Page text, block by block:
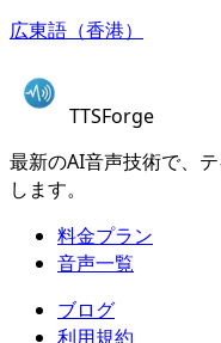
広東語（香港）
TTSForge
最新のAI音声技術で、
します。
料金プラン
音声一覧
ブログ
利用規約